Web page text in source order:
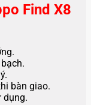
Find X8
bàn giao.
dụng.